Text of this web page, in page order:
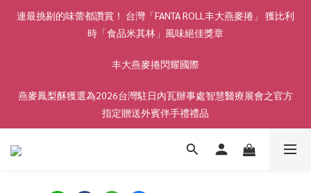
連最挑剔的味蕾都讚賞！ 台灣「FANTA ROLL丰大燕麥捲」 獲比利
時「食品米其林」風味絕佳獎章
丰大燕麥捲閃耀國際
燕麥鳳梨酥獲選為2026台灣駐日內瓦辦事處智慧醫療展會之官方
指定贈送外賓伴手禮禮品